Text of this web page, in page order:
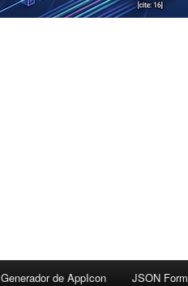
Generador de AppIcon JSON